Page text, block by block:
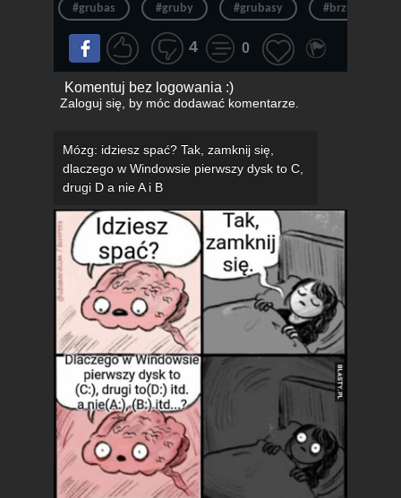
#grubas #gruby #grubasy #brzuch
4 0
Komentuj bez logowania :)
Zaloguj się, by móc dodawać komentarze.
Mózg: idziesz spać? Tak, zamknij się,
dlaczego w Windowsie pierwszy dysk to C,
drugi D a nie A i B